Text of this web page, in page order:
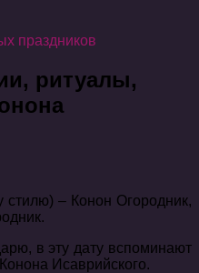
праздников
ритуалы,
стилю) – Конон Огородник,
в эту дату вспоминают
Исаврийского.